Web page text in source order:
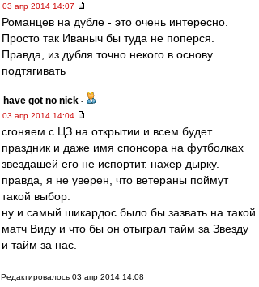
03 апр 2014 14:07
Романцев на дубле - это очень интересно.
Просто так Иваныч бы туда не поперся.
Правда, из дубля точно некого в основу
подтягивать
have got no nick -
03 апр 2014 14:04
сгоняем с ЦЗ на открытии и всем будет
праздник и даже имя спонсора на футболках
звездашей его не испортит. нахер дырку.
правда, я не уверен, что ветераны поймут
такой выбор.
ну и самый шикардос было бы зазвать на такой
матч Виду и что бы он отыграл тайм за Звезду
и тайм за нас.
Редактировалось 03 апр 2014 14:08